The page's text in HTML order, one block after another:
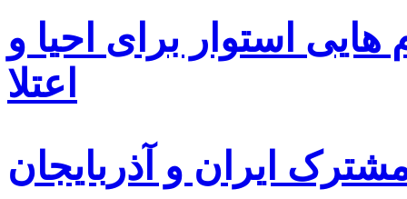
استوار برای احیا و
اعتلا
ایران و آذربایجان